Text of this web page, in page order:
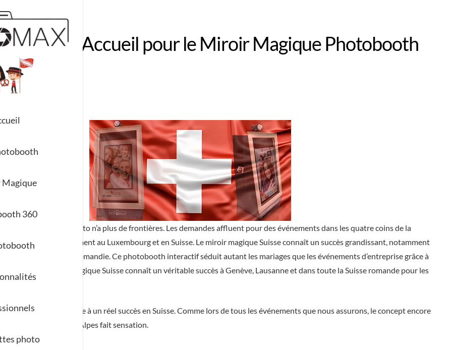
360
photo
Terre d’Accueil pour le Miroir Magique Photobooth
Miroir Magique photo n’a plus de frontières. Les demandes affluent pour des événements dans les quatre coins de la
mais principalement au Luxembourg et en Suisse. Le miroir magique Suisse connaît un succès grandissant, notamment
et dans toute la Romandie. Ce photobooth interactif séduit autant les mariages que les événements d’entreprise grâce à
unique. Le miroir magique Suisse connaît un véritable succès à Genève, Lausanne et dans toute la Suisse romande pour les
Photobooth
fait face à un réel succès en Suisse. Comme lors de tous les événements que nous assurons, le concept encore
de l’autre côté des Alpes fait sensation.